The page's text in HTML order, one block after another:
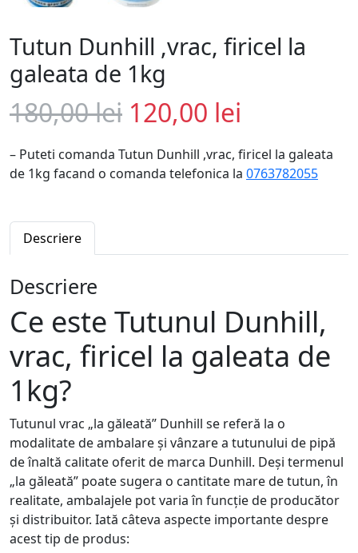
Tutun Dunhill ,vrac, firicel la
galeata de 1kg
180,00lei P
r
e
u
l
i
i
ț
i
a
120,00 lei
r
e
u
c
r
e
n
t
– Puteti comanda Tutun Dunhill ,vrac, firicel la galeata
de 1kg facand o comanda telefonica la 0763782055
Descriere
Descriere
Ce este Tutunul Dunhill,
vrac, firicel la galeata de
1kg?
Tutunul vrac „la găleată” Dunhill se referă la o
modalitate de ambalare și vânzare a tutunului de pipă
de înaltă calitate oferit de marca Dunhill. Deși termenul
„la găleată” poate sugera o cantitate mare de tutun, în
realitate, ambalajele pot varia în funcție de producător
și distribuitor. Iată câteva aspecte importante despre
acest tip de produs: